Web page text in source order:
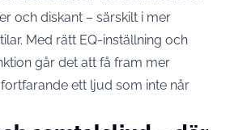
och diskant – särskilt i mer
Med rätt EQ-inställning och
går det att få fram mer
ett ljud som inte når